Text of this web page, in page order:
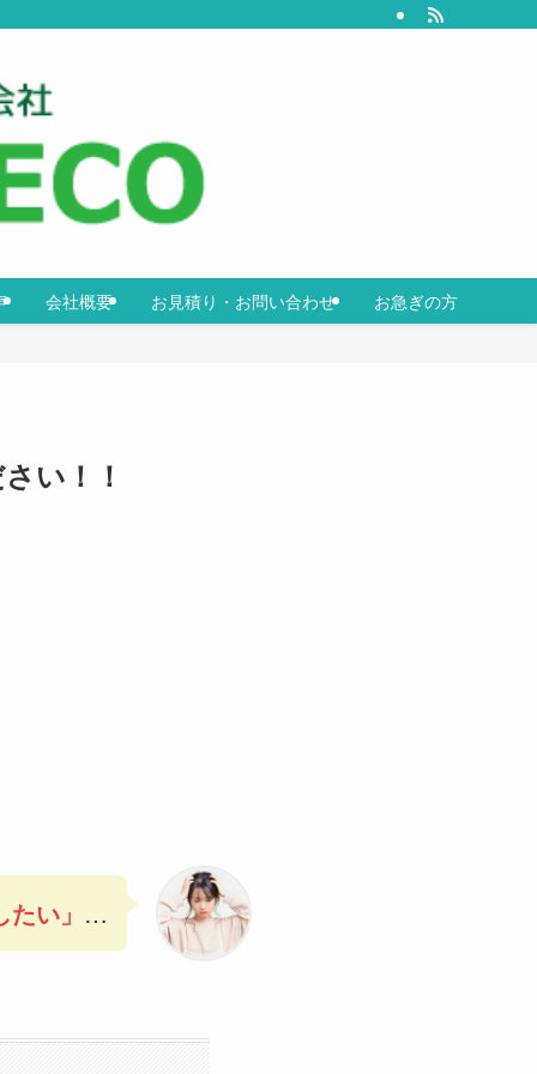
会社概要 お見積り・お問い合わせ お急ぎの方
い！！
たい 」 …